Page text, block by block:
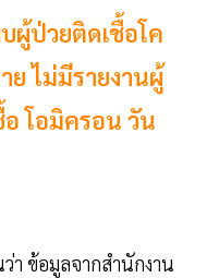
ผู้ป่วยติดเชื้อโค
ย ไม่มีรายงานผู้
โอมิครอน วัน
า ข้อมูลจากสำนักงาน